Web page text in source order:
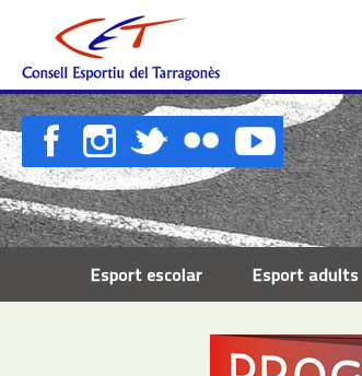
Esport escolar Esport adults